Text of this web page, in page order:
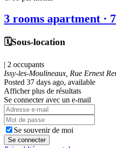
3 rooms apartment ·
🗓️Sous-location
| 2 occupants
Issy-les-Moulineaux, Rue Ernest
Posted 37 days ago, available
Afficher plus de résultats
Se connecter avec un e-mail
Se souvenir de moi
Se connecter